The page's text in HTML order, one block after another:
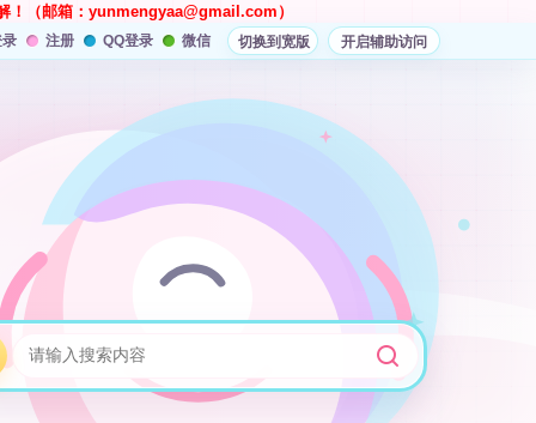
！（邮箱： yunmengyaa@gmail.com ）
注册 QQ登录 微信 切换到宽版 开启辅助访问